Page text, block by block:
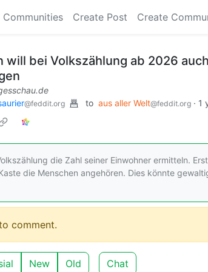
Communities Create Post Create
will bei Volkszählung ab 2026
@feddit.org to aus aller Welt@feddit.org · 1
die Zahl seiner Einwohner ermitteln.
die Menschen angehören. Dies könnte
comment.
New Old Chat